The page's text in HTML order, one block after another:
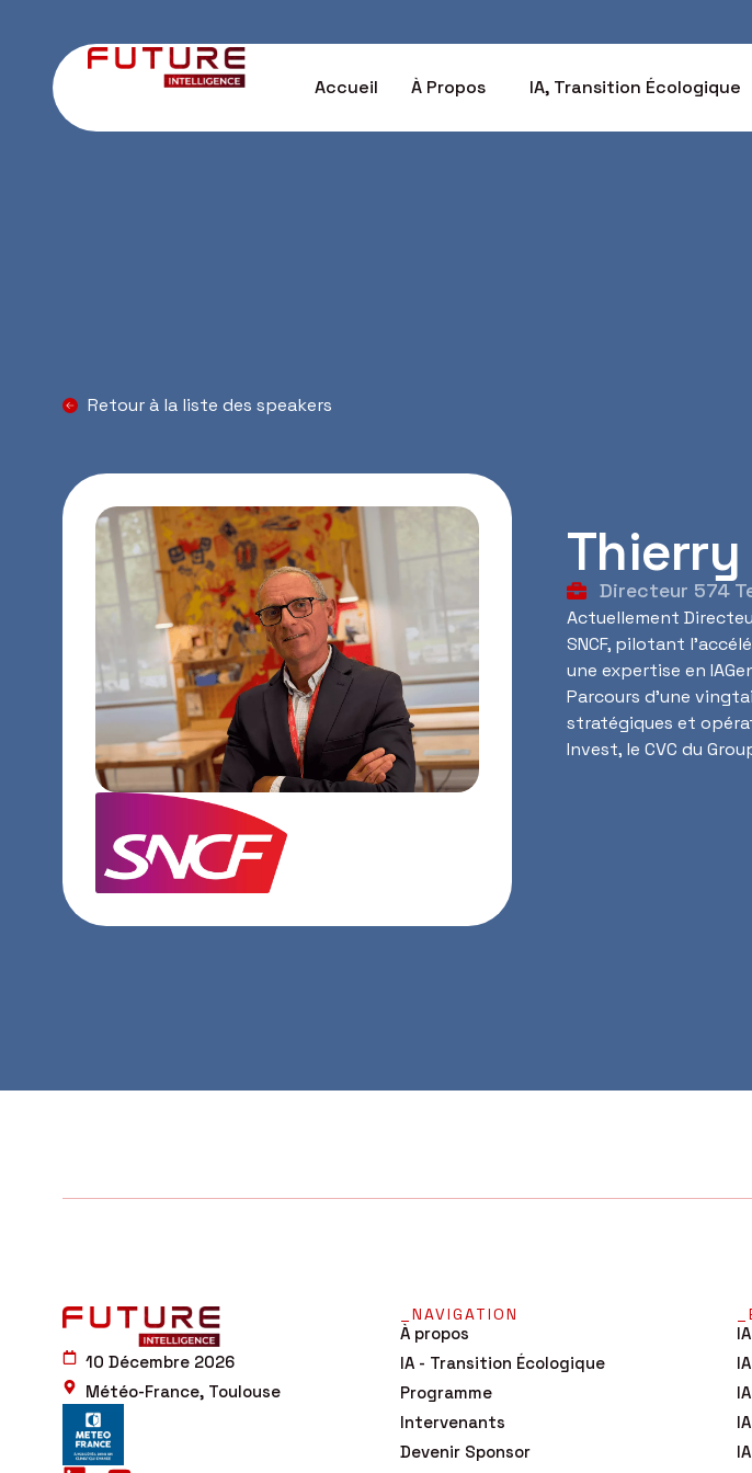
Accueil À Propos IA, Transition Écologique
Retour à la liste des speakers
Directeur 574
Actuellement
SNCF, pilotant
une expertise en
Parcours d’une
stratégiques et
Invest, le CVC du
10 Décembre 2026
Météo-France, Toulouse
_NAVIGATION
À propos
IA - Transition Écologique
Programme
Intervenants
Devenir Sponsor